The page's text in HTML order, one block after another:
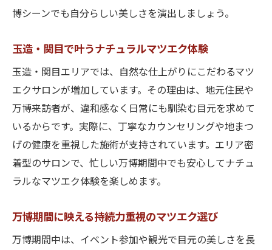
博シーンでも自分らしい美しさを演出しましょう。
玉造・関目で叶うナチュラルマツエク体験
玉造・関目エリアでは、自然な仕上がりにこだわるマツ
エクサロンが増加しています。その理由は、地元住民や
万博来訪者が、違和感なく日常にも馴染む目元を求めて
いるからです。実際に、丁寧なカウンセリングや地まつ
げの健康を重視した施術が支持されています。エリア密
着型のサロンで、忙しい万博期間中でも安心してナチュ
ラルなマツエク体験を楽しめます。
万博期間に映える持続力重視のマツエク選び
万博期間中は、イベント参加や観光で目元の美しさを長